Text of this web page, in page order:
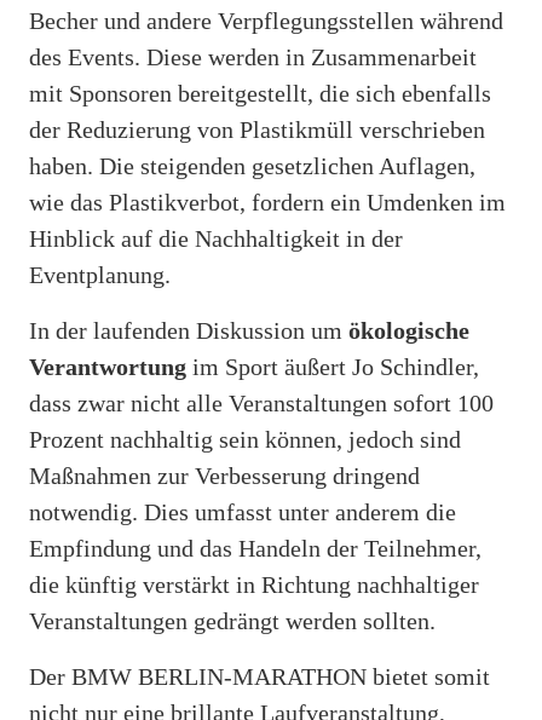
Becher und andere Verpflegungsstellen während
des Events. Diese werden in Zusammenarbeit
mit Sponsoren bereitgestellt, die sich ebenfalls
der Reduzierung von Plastikmüll verschrieben
haben. Die steigenden gesetzlichen Auflagen,
wie das Plastikverbot, fordern ein Umdenken im
Hinblick auf die Nachhaltigkeit in der
Eventplanung.
In der laufenden Diskussion um ökologische
Verantwortung im Sport äußert Jo Schindler,
dass zwar nicht alle Veranstaltungen sofort 100
Prozent nachhaltig sein können, jedoch sind
Maßnahmen zur Verbesserung dringend
notwendig. Dies umfasst unter anderem die
Empfindung und das Handeln der Teilnehmer,
die künftig verstärkt in Richtung nachhaltiger
Veranstaltungen gedrängt werden sollten.
Der BMW BERLIN-MARATHON bietet somit
nicht nur eine brillante Laufveranstaltung,